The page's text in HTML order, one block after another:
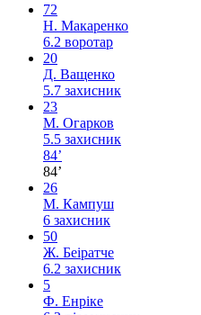
72
Н. Макаренко
6.2 воротар
20
Д. Ващенко
5.7 захисник
23
М. Огарков
5.5 захисник
84’
84’
26
М. Кампуш
6 захисник
50
Ж. Беіратче
6.2 захисник
5
Ф. Енріке